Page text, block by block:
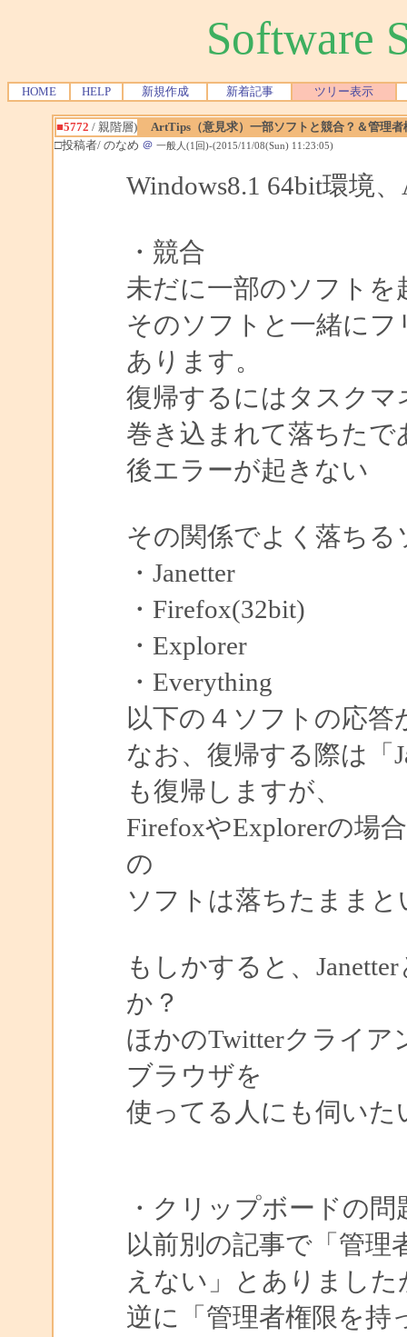
Software
HOME HELP 新規作成 新着記事 ツリー表示
■5772 / 親階層)
ArtTips（意見求）一部ソフトと競合？＆管理者
□投稿者/ のなめ ＠ 一般人(1回)-(2015/11/08(Sun) 11:23:05)
Windows8.1 64bit環境
・競合
未だに一部のソフトを
そのソフトと一緒にフ
あります。
復帰するにはタスク
巻き込まれて落ちた
後エラーが起きない
その関係でよく落ち
・Janetter
・Firefox(32bit)
・Explorer
・Everything
以下の４ソフトの応
なお、復帰する際は「
も復帰しますが、
FirefoxやExplorerの場
の
ソフトは落ちたまま
もしかすると、
か？
ほかのTwitterクライア
ブラウザを
使ってる人にも伺いた
・クリップボードの問
以前別の記事で「管
えない」とありました
逆に「管理者権限を持